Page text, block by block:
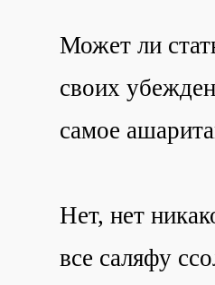
Может ли
своих
самое
Нет, нет
все саляфу